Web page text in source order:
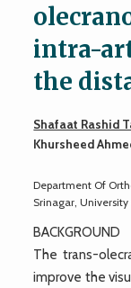
intra-
the
Shafaat Rashid
Khursheed
Department Of
Srinagar,
BACKGROUND
The trans-
improve the